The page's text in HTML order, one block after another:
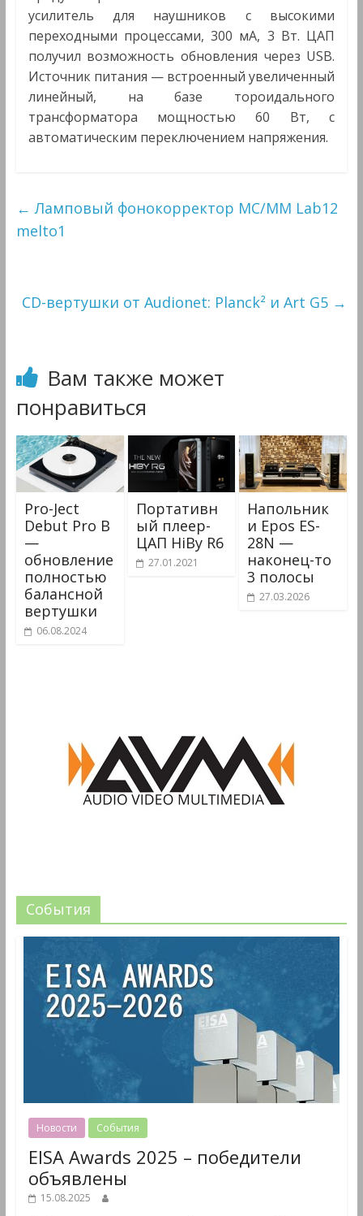
усилитель для наушников с высокими
переходными процессами, 300 мА, 3 Вт. ЦАП
получил возможность обновления через USB.
Источник питания — встроенный увеличенный
линейный, на базе тороидального
трансформатора мощностью 60 Вт, с
автоматическим переключением напряжения.
← Ламповый фонокорректор MC/MM Lab12
melto1
CD-вертушки от Audionet: Planck² и Art G5 →
Вам также может
понравиться
Pro-Ject
Debut Pro B
—
обновление
полностью
балансной
вертушки
06.08.2024
Портативн
ый плеер-
ЦАП HiBy R6
27.01.2021
Напольник
и Epos ES-
28N —
наконец-то
3 полосы
27.03.2026
События
Новости События
EISA Awards 2025 – победители
объявлены
15.08.2025